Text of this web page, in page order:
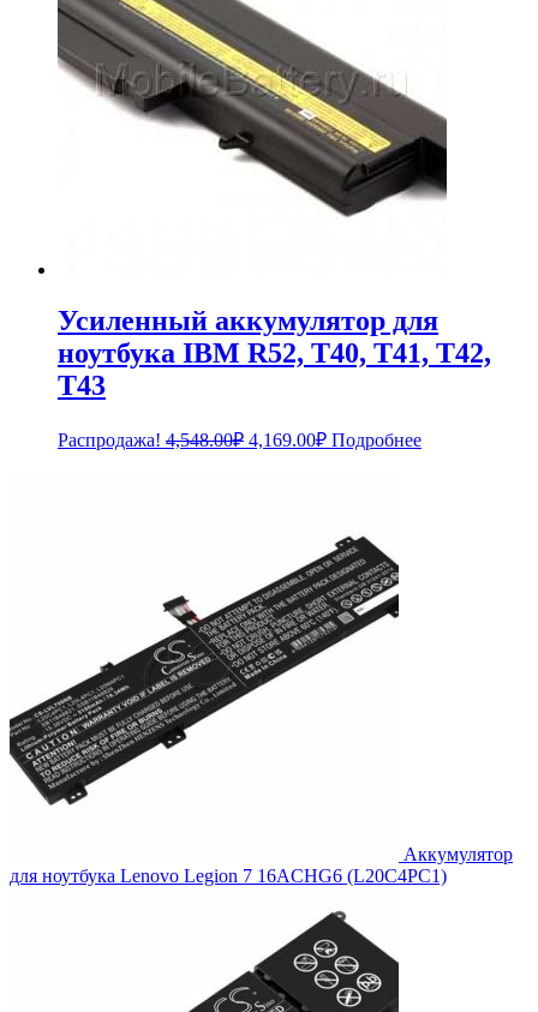
Усиленный аккумулятор для
ноутбука IBM R52, T40, T41, T42,
T43
Распродажа! 4,548.00₽ Первоначальная
4,169.00₽Текущая
цена:
Подробнее
Аккумулятор
для ноутбука Lenovo Legion 7 16ACHG6 (L20C4PC1)